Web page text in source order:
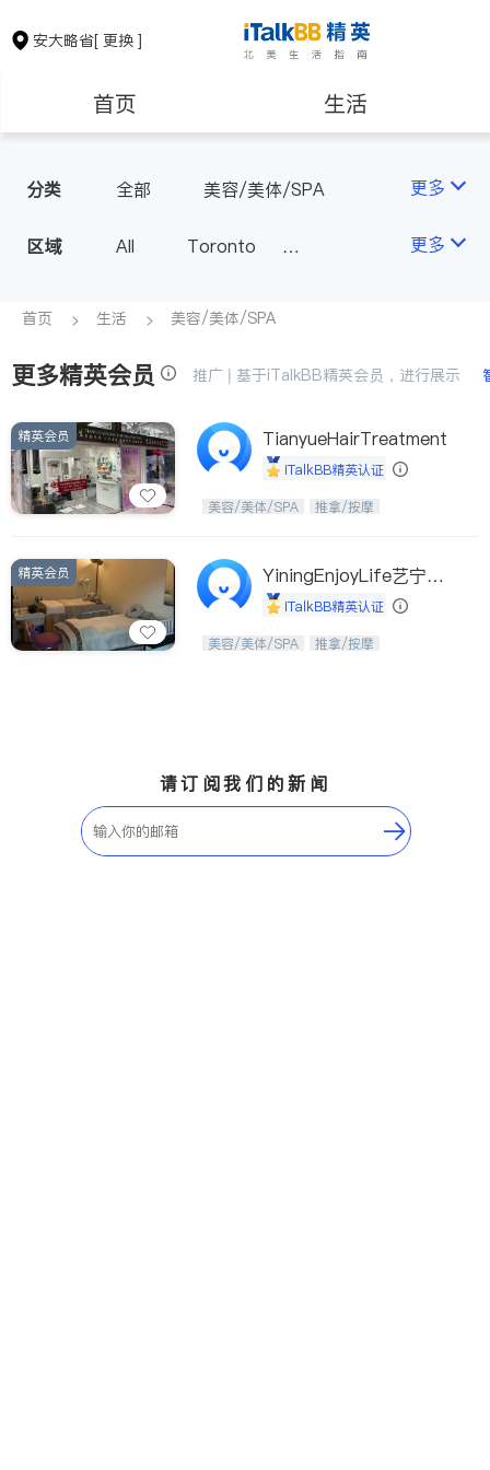
安大略省[ 更换 ]
首页 生活
保险理财
银行贷款
建筑装修
分类 全部 美容/美体/SPA 更多
区域 All
Toronto
Scarborough
North York
Thornhill
Brampton
Kitchener
Newmarket
Etobicoke
Stouffville
Maple
Waterloo
Guelph
Burlington
Ajax
Port Perry
King
ON - Other Cities
更多
首页 生活 美容/美体/SPA
更多精英会员 推广 | 基于iTalkBB精英会员，进行展示
精英会员 TianyueHairTreatment
iTalkBB精英认证
美，从头开始；松弛，从艺美开始。
美容/美体/SPA 推拿/按摩
精英会员
YiningEnjoyLife艺宁生
活馆iTalkBB精英认证
从头开始，焕醒生活之美。
美容/美体/SPA 推拿/按摩
请订阅我们的新闻